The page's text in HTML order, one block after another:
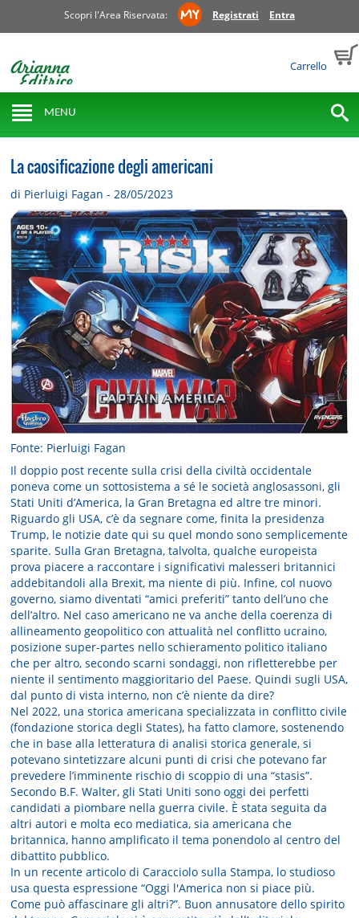
Scopri l'Area Riservata: Registrati Entra
Carrello
MENU
La caosificazione degli americani
di Pierluigi Fagan - 28/05/2023
Fonte: Pierluigi Fagan
Il doppio post recente sulla crisi della civiltà occidentale
poneva come un sottosistema a sé le società anglosassoni, gli
Stati Uniti d’America, la Gran Bretagna ed altre tre minori.
Riguardo gli USA, c’è da segnare come, finita la presidenza
Trump, le notizie date qui su quel mondo sono semplicemente
sparite. Sulla Gran Bretagna, talvolta, qualche europeista
prova piacere a raccontare i significativi malesseri britannici
addebitandoli alla Brexit, ma niente di più. Infine, col nuovo
governo, siamo diventati “amici preferiti” tanto dell’uno che
dell’altro. Nel caso americano ne va anche della coerenza di
allineamento geopolitico con attualità nel conflitto ucraino,
posizione super-partes nello schieramento politico italiano
che per altro, secondo scarni sondaggi, non rifletterebbe per
niente il sentimento maggioritario del Paese. Quindi sugli USA,
dal punto di vista interno, non c’è niente da dire?
Nel 2022, una storica americana specializzata in conflitto civile
(fondazione storica degli States), ha fatto clamore, sostenendo
che in base alla letteratura di analisi storica generale, si
potevano sintetizzare alcuni punti di crisi che potevano far
prevedere l’imminente rischio di scoppio di una “stasis”.
Secondo B.F. Walter, gli Stati Uniti sono oggi dei perfetti
candidati a piombare nella guerra civile. È stata seguita da
altri autori e molta eco mediatica, sia americana che
britannica, hanno amplificato il tema ponendolo al centro del
dibattito pubblico.
In un recente articolo di Caracciolo sulla Stampa, lo studioso
usa questa espressione “Oggi l'America non si piace più.
Come può affascinare gli altri?”. Buon annusatore dello spirito